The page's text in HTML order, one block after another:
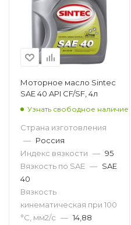
Моторное масло Sintec
SAE 40 API CF/SF, 4л
Узнать свободное наличие
Страна изготовления
— Россия
Индекс вязкости — 95
Вязкость по SAE — SAE
40
Вязкость
кинематическая при 100
°С, мм2/с — 14,88